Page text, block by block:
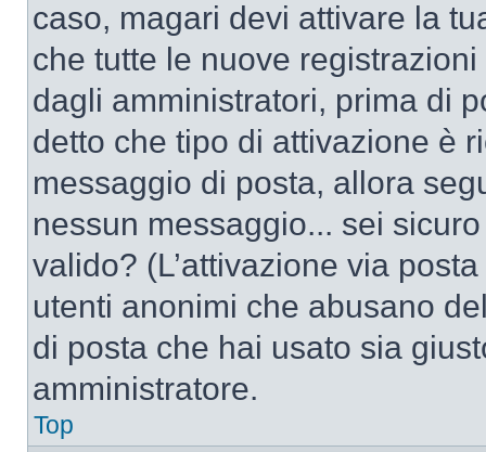
caso, magari devi attivare la
che tutte le nuove
dagli amministratori, prima di
detto che tipo di attivazione è
messaggio di posta, allora
nessun messaggio... sei
valido? (L’attivazione via
utenti anonimi che abusano
di posta che hai usato sia
amministratore.
Top